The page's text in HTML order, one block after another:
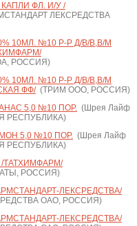
ФЛ. И/У /
ЛЕКСРЕДСТВА
10МЛ. №10 Р-Р Д/В/В,В/М
РОССИЯ)
10МЛ. №10 Р-Р Д/В/В,В/М
ФФ/(ТРИМ ООО, РОССИЯ)
5,0 №10 ПОР.(Шрея Лайф
РЕСПУБЛИКА)
5,0 №10 ПОР.(Шрея Лайф
РЕСПУБЛИКА)
ТАТХИМФАРМ/
РОССИЯ)
ЛЕКСРЕДСТВА/
ОАО, РОССИЯ)
ЛЕКСРЕДСТВА/